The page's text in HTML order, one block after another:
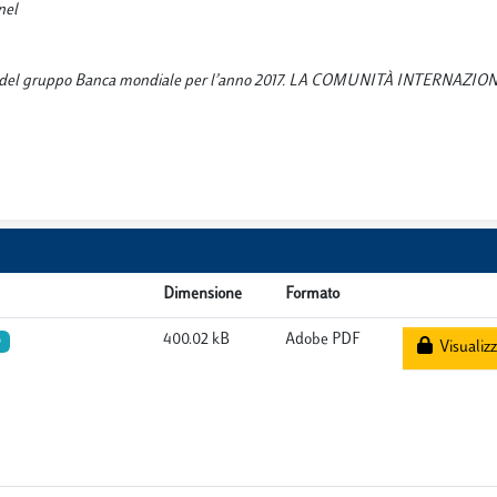
gruppo Banca mondiale per l’anno 2017. LA COMUNITÀ
Dimensione Formato
400.02 kB Adobe PDF